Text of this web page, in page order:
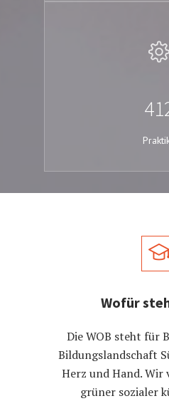
Wofür
Die WOB steht für
Bildungslandschaft
Herz und Hand. Wir
grüner sozialer